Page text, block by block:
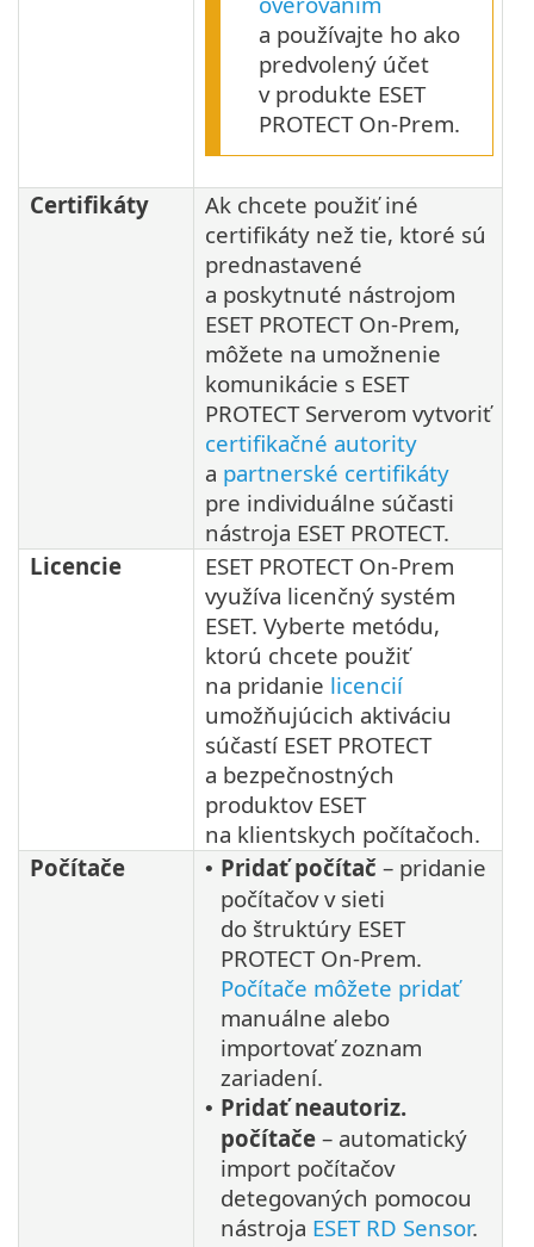
a používajte ho ako
predvolený účet
v produkte ESET
PROTECT On-Prem.
Certifikáty
Ak chcete použiť iné
certifikáty než tie, ktoré sú
prednastavené
a poskytnuté nástrojom
ESET PROTECT On-Prem,
môžete na umožnenie
komunikácie s ESET
PROTECT Serverom vytvoriť
certifikačné autority
a partnerské certifikáty
pre individuálne súčasti
nástroja ESET PROTECT.
Licencie
ESET PROTECT On-Prem
využíva licenčný systém
ESET. Vyberte metódu,
ktorú chcete použiť
na pridanie licencií
umožňujúcich aktiváciu
súčastí ESET PROTECT
a bezpečnostných
produktov ESET
na klientskych počítačoch.
Počítače
• Pridať počítač – pridanie
počítačov v sieti
do štruktúry ESET
PROTECT On-Prem.
Počítače môžete pridať
manuálne alebo
importovať zoznam
zariadení.
• Pridať neautoriz.
počítače – automatický
import počítačov
detegovaných pomocou
nástroja ESET RD Sensor.